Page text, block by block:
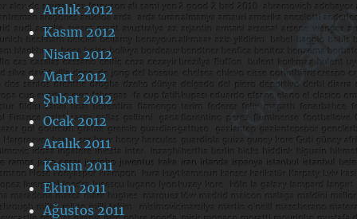
Aralık 2012
Kasım 2012
Nisan 2012
Mart 2012
Şubat 2012
Ocak 2012
Aralık 2011
Kasım 2011
Ekim 2011
Ağustos 2011